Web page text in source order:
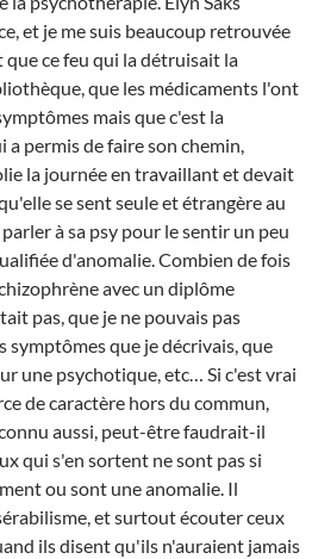
et je me suis beaucoup retrouvée
que ce feu qui la détruisait la
que les médicaments l'ont
mais que c'est la
permis de faire son chemin,
la journée en travaillant et devait
se sent seule et étrangère au
à sa psy pour le sentir un peu
d'anomalie. Combien de fois
avec un diplôme
pas, que je ne pouvais pas
symptômes que je décrivais, que
une psychotique, etc… Si c'est vrai
de caractère hors du commun,
aussi, peut-être faudrait-il
qui s'en sortent ne sont pas si
ou sont une anomalie. Il
et surtout écouter ceux
ils disent qu'ils n'auraient jamais